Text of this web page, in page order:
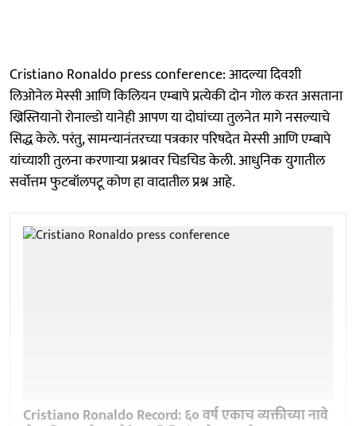
Cristiano Ronaldo press conference: आदल्या दिवशी
लिओनेल मेस्सी आणि किलियन एम्बापे प्रत्येकी दोन गोल करत असताना
ख्रिस्तियानो रोनाल्डो यानेही आपण या दोघांच्या तुलनेत मागे नसल्याचे
सिद्ध केले. परंतु, सामन्यानंतरच्या पत्रकार परिषदेत मेस्सी आणि एम्बापे
यांच्याशी तुलना करणाऱ्या प्रश्नावर चिडचिड केली. आधुनिक युगातील
सर्वोत्तम फुटबॉलपटू कोण हा वादातील प्रश्न आहे.
Cristiano Ronaldo Record: ६० वर्ष एकाच व्यक्तीच्या नावे